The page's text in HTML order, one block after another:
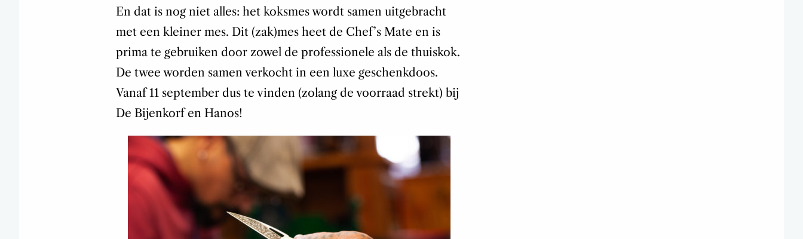
En dat is nog niet alles: het koksmes wordt samen uitgebracht
met een kleiner mes. Dit (zak)mes heet de Chef’s Mate en is
prima te gebruiken door zowel de professionele als de thuiskok.
De twee worden samen verkocht in een luxe geschenkdoos.
Vanaf 11 september dus te vinden (zolang de voorraad strekt) bij
De Bijenkorf en Hanos!